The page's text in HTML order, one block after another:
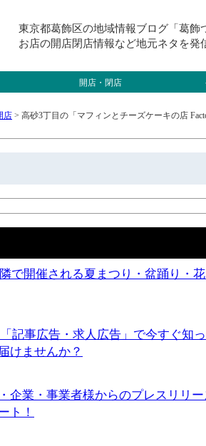
東京都葛飾区の地域情報ブログ「葛飾
お店の開店閉店情報など地元ネタを発
開店・閉店
店 > 高砂3丁目の「マフィンとチーズケーキの店
で開催される夏まつり・盆踊り・
記事広告・求人広告」で今すぐ知
けませんか？
企業・事業者様からのプレスリリ
ト！